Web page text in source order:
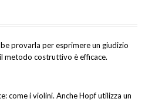
provarla per esprimere un giudizio
metodo costruttivo è efficace.
come i violini. Anche Hopf utilizza un